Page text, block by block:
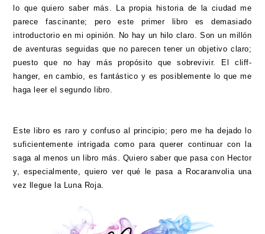
lo que quiero saber más. La propia historia de la ciudad me
parece fascinante; pero este primer libro es demasiado
introductorio en mi opinión. No hay un hilo claro. Son un millón
de aventuras seguidas que no parecen tener un objetivo claro;
puesto que no hay más propósito que sobrevivir. El cliff-
hanger, en cambio, es fantástico y es posiblemente lo que me
haga leer el segundo libro.
Este libro es raro y confuso al principio; pero me ha dejado lo
suficientemente intrigada como para querer continuar con la
saga al menos un libro más. Quiero saber que pasa con Hector
y, especialmente, quiero ver qué le pasa a Rocaranvolia una
vez llegue la Luna Roja.